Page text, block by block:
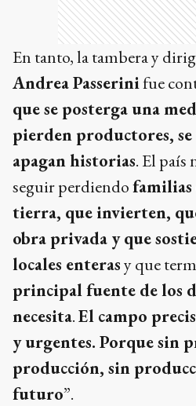
En tanto, la tambera y
Andrea Passerinifue
que se posterga una
pierden productores, se
apagan historias. El país
seguir perdiendofamilias
tierra, que invierten,
obra privada y que
locales enterasy que
principal fuente de los
necesita.El campo
y urgentes. Porque sin
producción, sin
futuro”.